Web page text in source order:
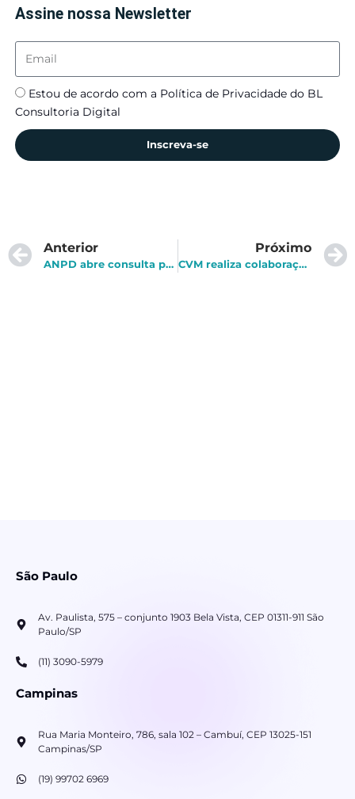
Assine nossa Newsletter
Estou de acordo com a Política de Privacidade do BL
Consultoria Digital
Inscreva-se
Anterior
ANPD abre consulta pública para norma de dosimetria e aplicação das sanções administrativas
Próximo
CVM realiza colaboração mútua com BNDES
São Paulo
Av. Paulista, 575 – conjunto 1903 Bela Vista, CEP 01311-911 São
Paulo/SP
(11) 3090-5979
Campinas
Rua Maria Monteiro, 786, sala 102 – Cambuí, CEP 13025-151
Campinas/SP
(19) 99702 6969